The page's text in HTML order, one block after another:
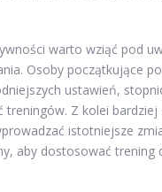
warto wziąć pod
Osoby początkujące
ustawień,
treningów. Z kolei bardziej
istotniejsze
aby dostosować trening